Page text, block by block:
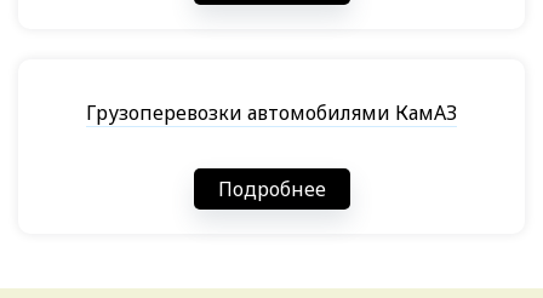
Грузоперевозки автомобилями КамАЗ
Подробнее